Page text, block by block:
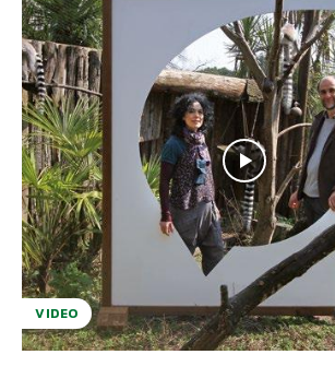
VIDEO